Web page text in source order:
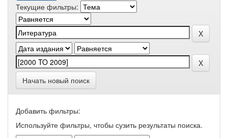
Текущие фильтры:
Начать новый поиск
Добавить фильтры:
Используйте фильтры, чтобы сузить результаты поиска.